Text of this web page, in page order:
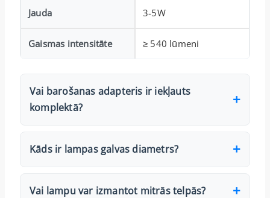
Jauda 3-5W
Gaismas intensitāte ≥ 540 lūmeni
Vai barošanas adapteris ir iekļauts
komplektā?
Kāds ir lampas galvas diametrs?
Vai lampu var izmantot mitrās telpās?